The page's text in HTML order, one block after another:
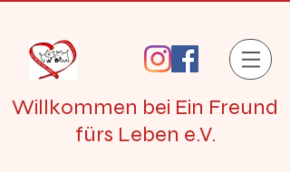
Willkommen bei Ein Freund
fürs Leben e.V.